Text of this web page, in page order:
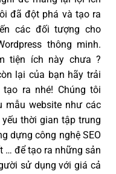
đã đột phá và tạo ra
các đối tượng cho
thông minh.
tiện ích này chưa ?
lại của bạn hãy trải
ra nhé! Chúng tôi
mẫu website như các
thời gian tập trung
dựng công nghệ SEO
… để tạo ra những sản
sử dụng với giá cả